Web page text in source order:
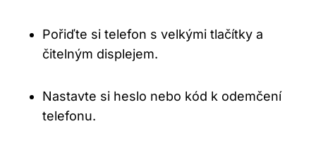
Pořiďte si telefon s velkými tlačítky a
čitelným displejem.
Nastavte si heslo nebo kód k odemčení
telefonu.